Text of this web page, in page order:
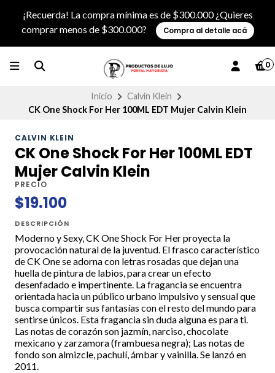
¡Recuerda! La compra mínima es de $300.000 ¿Quieres
comprar menos de $300.000?
Compra al detalle acá
0
Inicio
Calvin Klein
CK One Shock For Her 100ML EDT Mujer Calvin Klein
CALVIN KLEIN
CK One Shock For Her 100ML EDT
Mujer Calvin Klein
PRECIO
$19.100
DESCRIPCIÓN
Moderno y Sexy, CK One Shock For Her proyecta la
provocación natural de la juventud. El frasco característico
de CK One se adorna con letras rosadas que dejan una
huella de pintura de labios, para crear un efecto
desenfadado e impertinente. La fragancia se encuentra
orientada hacia un público urbano impulsivo y sensual que
busca compartir sus fantasías con el resto del mundo para
sentirse únicos. Esta fragancia sin duda alguna es para ti.
Las notas de corazón son jazmín, narciso, chocolate
mexicano y zarzamora (frambuesa negra); Las notas de
fondo son almizcle, pachulí, ámbar y vainilla. Se lanzó en
2011.